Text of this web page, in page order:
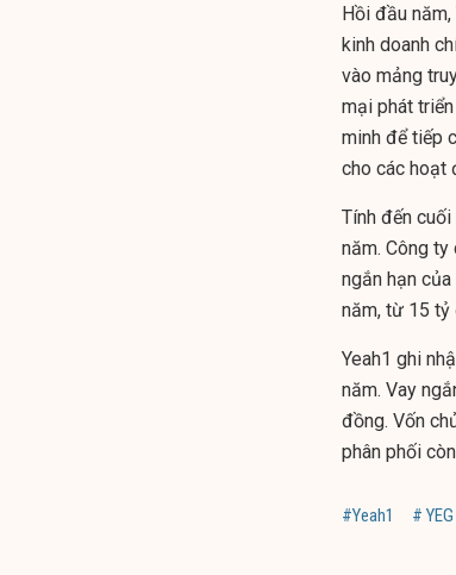
Hồi đầu
kinh doanh
vào mảng
mại phát
minh để tiếp
cho các hoạt
Tính đến
năm. Công
ngắn hạn
năm, từ 15 tỷ
Yeah1 ghi
năm. Vay
đồng. Vốn
phân phối
#Yeah1 # YEG